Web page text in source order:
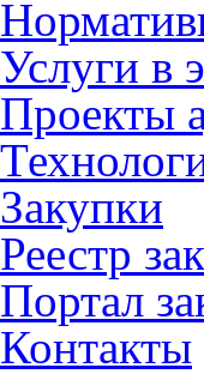
Услуги в
Проекты
Закупки
Реестр
Портал
Контакты